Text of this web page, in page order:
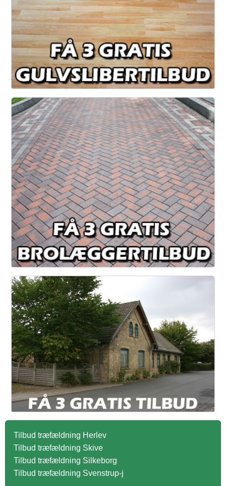
Tilbud træfældning Herlev
Tilbud træfældning Skive
Tilbud træfældning Silkeborg
Tilbud træfældning Svenstrup-j